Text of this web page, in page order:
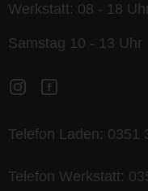
Werkstatt: 08 - 18
Samstag 10 - 13 Uhr
Telefon Laden: 0351
Telefon Werkstatt: